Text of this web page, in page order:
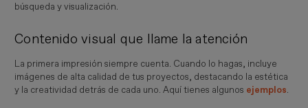
búsqueda y visualización.
Contenido visual que llame la atención
La primera impresión siempre cuenta. Cuando lo hagas, incluye
imágenes de alta calidad de tus proyectos, destacando la estética
y la creatividad detrás de cada uno. Aquí tienes algunos ejemplos.